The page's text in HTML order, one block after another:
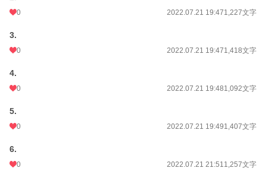
初回完結日時
週間ポイント
0 2022.07.21 19:471,227文字
3.
0 2022.07.21 19:471,418文字
4.
0 2022.07.21 19:481,092文字
5.
0 2022.07.21 19:491,407文字
6.
0 2022.07.21 21:511,257文字